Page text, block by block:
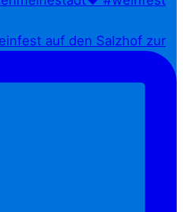
auf den Salzhof zur